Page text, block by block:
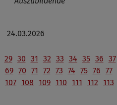
24.03.2026
29 30 31 32 33 34 35 36 37
69 70 71 72 73 74 75 76 77
107 108 109 110 111 112 113